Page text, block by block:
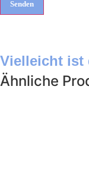
Vielleicht ist
Ähnliche